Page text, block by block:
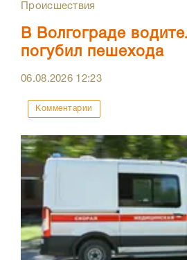
Происшествия
В Волгограде
погубил пешехода
06.08.2026 12:23
Комментарии